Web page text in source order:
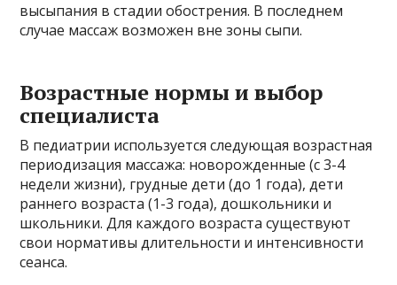
высыпания в стадии обострения. В последнем
случае массаж возможен вне зоны сыпи.
Возрастные нормы и выбор
специалиста
В педиатрии используется следующая возрастная
периодизация массажа: новорожденные (с 3-4
недели жизни), грудные дети (до 1 года), дети
раннего возраста (1-3 года), дошкольники и
школьники. Для каждого возраста существуют
свои нормативы длительности и интенсивности
сеанса.